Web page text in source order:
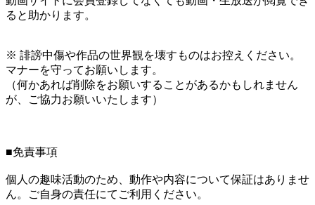
ると助かります。
※ 誹謗中傷や作品の世界観を壊すものはお控えください。
マナーを守ってお願いします。
（何かあれば削除をお願いすることがあるかもしれません
が、ご協力お願いいたします）
■免責事項
個人の趣味活動のため、動作や内容について保証はありませ
ん。ご自身の責任にてご利用ください。